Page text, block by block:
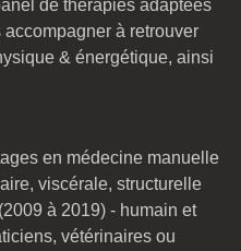
de thérapies adaptées
accompagner à retrouver
& énergétique, ainsi
en médecine manuelle
viscérale, structurelle
à 2019) - humain et
vétérinaires ou